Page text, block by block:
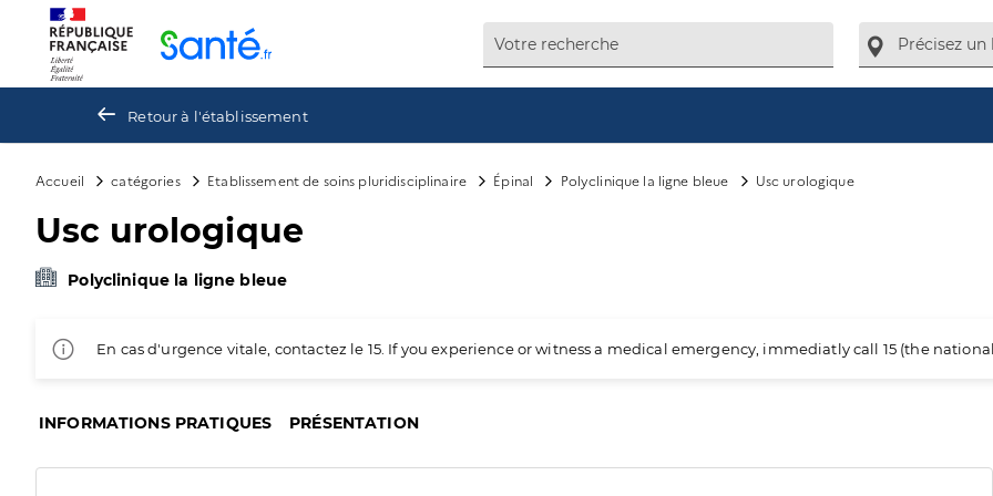
Retour à l'établissement
Accueil catégories Etablissement de soins pluridisciplinaire Épinal Polyclinique la ligne bleue Usc urologique
Usc urologique
Polyclinique la ligne bleue
En cas d'urgence vitale, contactez le 15. If you experience or witness a medical emergency, immediatly call 15 (the
INFORMATIONS PRATIQUES PRÉSENTATION
Panneau de gestion des cookies